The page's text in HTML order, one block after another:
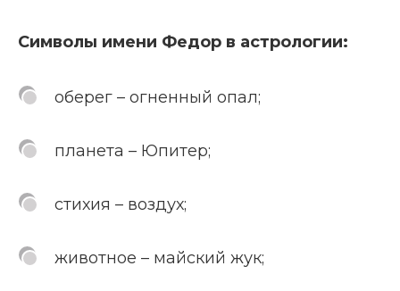
Символы имени Федор в астрологии:
оберег – огненный опал;
планета – Юпитер;
стихия – воздух;
животное – майский жук;